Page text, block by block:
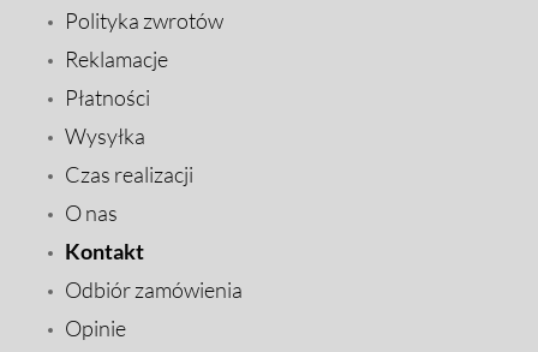
Polityka zwrotów
Reklamacje
Płatności
Wysyłka
Czas realizacji
O nas
Kontakt
Odbiór zamówienia
Opinie